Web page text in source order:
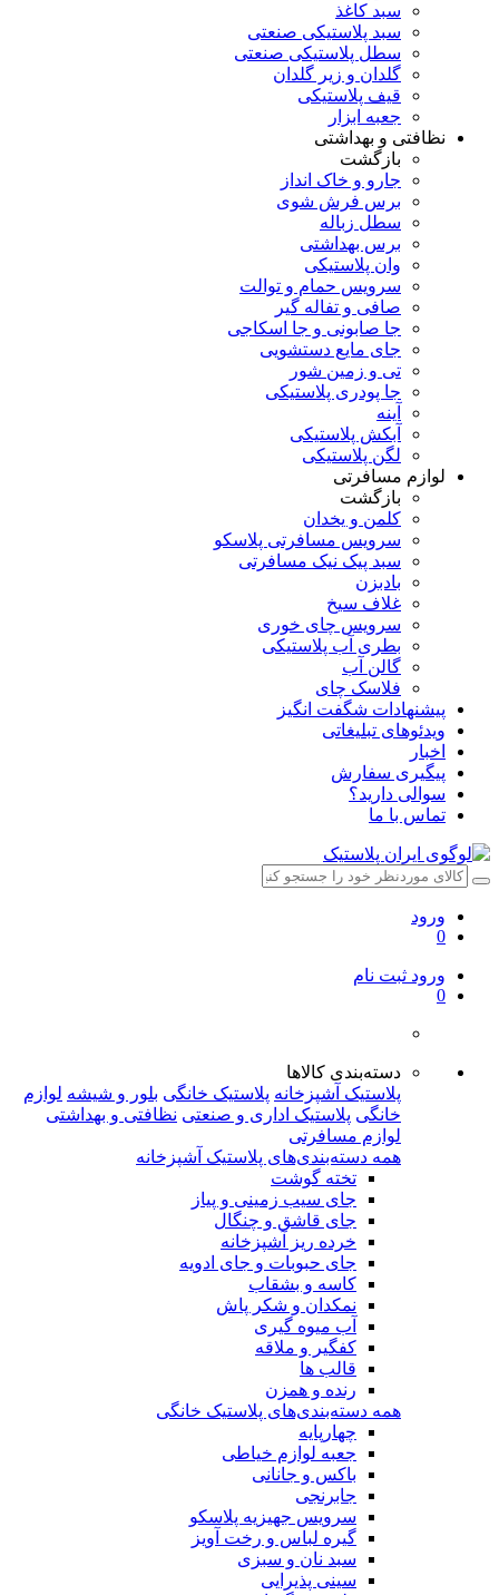
سبد کاغذ
سبد پلاستیکی صنعتی
سطل پلاستیکی صنعتی
گلدان و زیر گلدان
قیف پلاستیکی
جعبه ابزار
نظافتی و بهداشتی
بازگشت
جارو و خاک انداز
برس فرش شوی
سطل زباله
برس بهداشتی
وان پلاستیکی
سرویس حمام و توالت
صافی و تفاله گیر
جا صابونی و جا اسکاجی
جای مایع دستشویی
تی و زمین شور
جا پودری پلاستیکی
آینه
آبکش پلاستیکی
لگن پلاستیکی
لوازم مسافرتی
بازگشت
کلمن و یخدان
سرویس مسافرتی پلاسکو
سبد پیک نیک مسافرتی
بادبزن
غلاف سیخ
سرویس چای خوری
بطری آب پلاستیکی
گالن آب
فلاسک چای
پیشنهادات شگفت انگیز
ویدئوهای تبلیغاتی
اخبار
پیگیری سفارش
سوالی دارید؟
تماس با ما
ورود
0
ورود ثبت نام
0
دسته‌بندی کالاها
پلاستیک آشپزخانه پلاستیک خانگی بلور و شیشه لوازم
خانگی پلاستیک اداری و صنعتی نظافتی و بهداشتی
لوازم مسافرتی
همه دسته‌بندی‌های پلاستیک آشپزخانه
تخته گوشت
جای سیب زمینی و پیاز
جای قاشق و چنگال
خرده ریز آشپزخانه
جای حبوبات و جای ادویه
کاسه و بشقاب
نمکدان و شکر پاش
آب میوه گیری
کفگیر و ملاقه
قالب ها
رنده و همزن
همه دسته‌بندی‌های پلاستیک خانگی
چهارپایه
جعبه لوازم خیاطی
باکس و جانانی
جابرنجی
سرویس جهیزیه پلاسکو
گیره لباس و رخت آویز
سبد نان و سبزی
سینی پذیرایی